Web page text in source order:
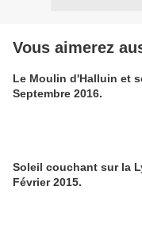
Vous aimerez
Le Moulin d'Halluin et
Septembre 2016.
Soleil couchant sur la
Février 2015.